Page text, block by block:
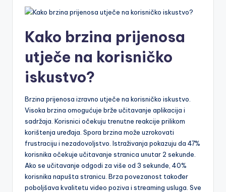
Kako brzina prijenosa
utječe na korisničko
iskustvo?
Brzina prijenosa izravno utječe na korisničko iskustvo.
Visoka brzina omogućuje brže učitavanje aplikacija i
sadržaja. Korisnici očekuju trenutne reakcije prilikom
korištenja uređaja. Spora brzina može uzrokovati
frustraciju i nezadovoljstvo. Istraživanja pokazuju da 47%
korisnika očekuje učitavanje stranica unutar 2 sekunde.
Ako se učitavanje odgodi za više od 3 sekunde, 40%
korisnika napušta stranicu. Brza povezanost također
poboljšava kvalitetu video poziva i streaming usluga. Sve